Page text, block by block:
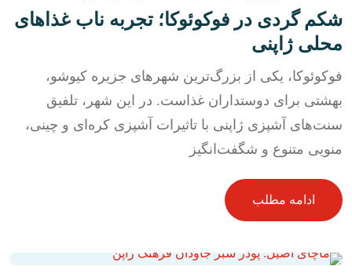
شکم‌ گردی در فوکوئوکا؛ تجربه ناب غذاهای
محلی ژاپنی
فوکوئوکا، یکی از بزرگ‌ترین شهرهای جزیره کیوشو،
بهشتی برای دوستداران غذاست. در این شهر، تلفیق
سنت‌های آشپزی ژاپنی با تاثیرات آشپزی کره‌ای و چینی،
منویی متنوع و شگفت‌انگیز
ادامه مطلب